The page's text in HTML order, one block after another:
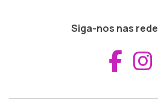
Siga-nos nas